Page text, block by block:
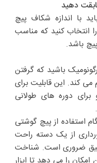
با اندازه شکاف پیچ
انتخاب کنید که مناسب
باشد.
باشید که گرفتن
کند. این قابلیت برای
برای دوره های طولانی
استفاده از پیچ گوشتی
از یک دسته راحت
ضروری است. شناخت